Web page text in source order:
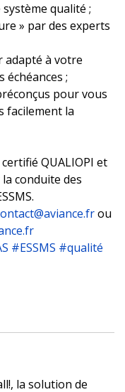
qualité ;
» par des experts
adapté à votre
;
pour vous
facilement la
certifié QUALIOPI et
conduite des
ou
#ESSMS #qualité
Arrêté du 31 mai 2023
sur les nouvelles